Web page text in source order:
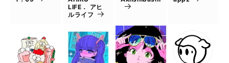
LIFE． アヒ
ルライフ